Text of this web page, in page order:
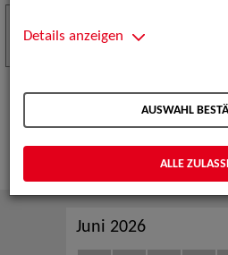
Serienfestival Weimar
TeleVisionale – Film-
und Eventpartnerin des
Mehr
NOV
Juni 2026
Details anzeigen
AUSWAHL
ALLE